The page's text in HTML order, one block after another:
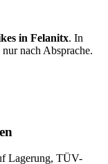
in Felanitx. In
nach Absprache.
Lagerung, TÜV-